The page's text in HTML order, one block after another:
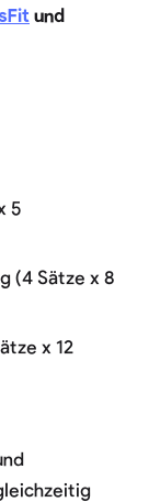
und
5
(4 Sätze x 8
x 12